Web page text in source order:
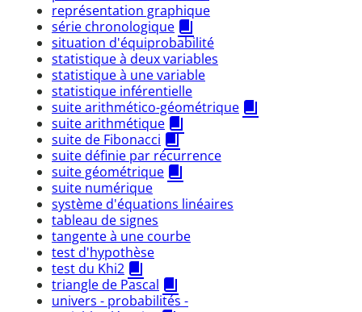
représentation graphique
série chronologique
situation d'équiprobabilité
statistique à deux variables
statistique à une variable
statistique inférentielle
suite arithmético-géométrique
suite arithmétique
suite de Fibonacci
suite définie par récurrence
suite géométrique
suite numérique
système d'équations linéaires
tableau de signes
tangente à une courbe
test d'hypothèse
test du Khi2
triangle de Pascal
univers - probabilités -